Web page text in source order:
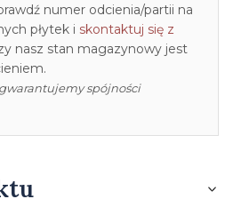
numer odcienia/partii na
płytek i skontaktuj się z
nasz stan magazynowy jest
spójności